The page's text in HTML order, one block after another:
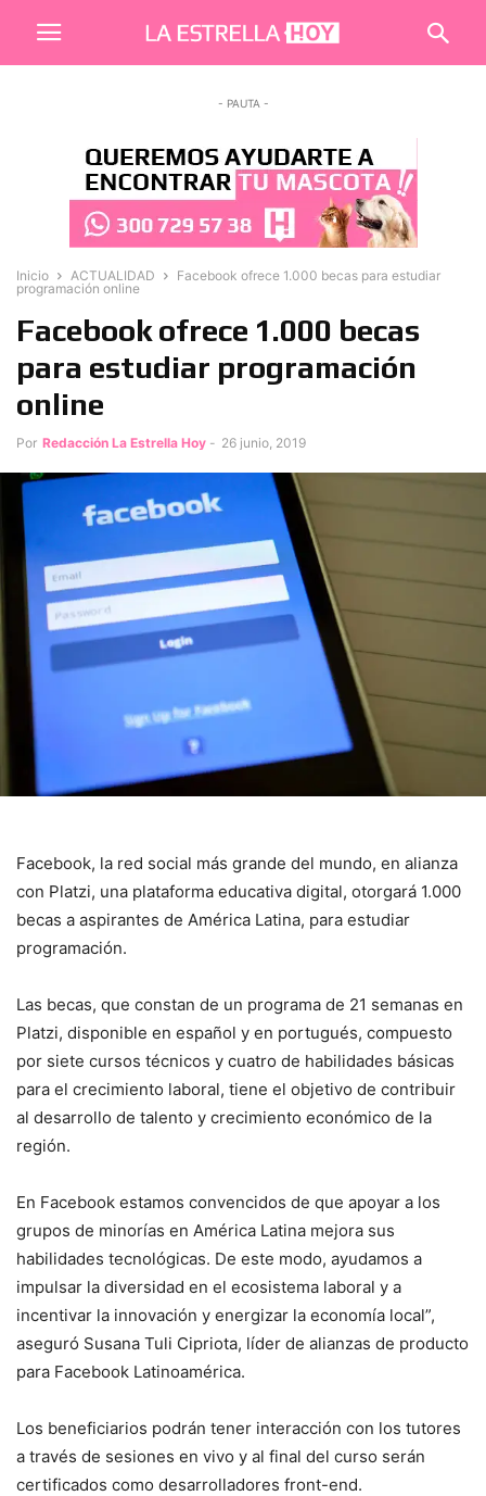
- PAUTA -
Inicio ACTUALIDAD
Facebook ofrece 1.000 becas para estudiar
programación online
Facebook ofrece 1.000 becas
para estudiar programación
online
Por Redacción La Estrella Hoy - 26 junio, 2019
Facebook, la red social más grande del mundo, en alianza
con Platzi, una plataforma educativa digital, otorgará 1.000
becas a aspirantes de América Latina, para estudiar
programación.
Las becas, que constan de un programa de 21 semanas en
Platzi, disponible en español y en portugués, compuesto
por siete cursos técnicos y cuatro de habilidades básicas
para el crecimiento laboral, tiene el objetivo de contribuir
al desarrollo de talento y crecimiento económico de la
región.
En Facebook estamos convencidos de que apoyar a los
grupos de minorías en América Latina mejora sus
habilidades tecnológicas. De este modo, ayudamos a
impulsar la diversidad en el ecosistema laboral y a
incentivar la innovación y energizar la economía local”,
aseguró Susana Tuli Cipriota, líder de alianzas de producto
para Facebook Latinoamérica.
Los beneficiarios podrán tener interacción con los tutores
a través de sesiones en vivo y al final del curso serán
certificados como desarrolladores front-end.